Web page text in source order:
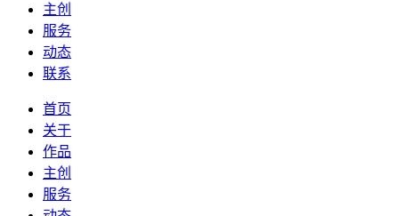
主创
服务
动态
联系
首页
关于
作品
主创
服务